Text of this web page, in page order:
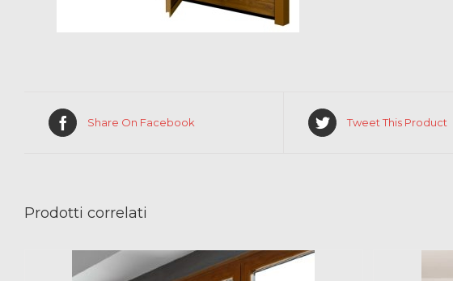
Share On Facebook Tweet This Product
Prodotti correlati